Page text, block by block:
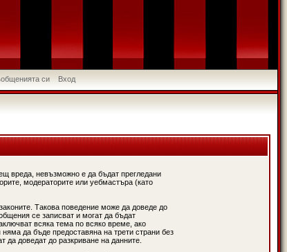
си Вход
вреда, невъзможно е да бъдат прегледани
модераторите или уебмастъра (като
Такова поведение може да доведе до
се записват и могат да бъдат
всяка тема по всяко време, ако
да бъде предоставяна на трети страни без
да доведат до разкриване на данните.